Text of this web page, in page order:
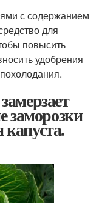
с содержанием
для
повысить
удобрения
заморозки